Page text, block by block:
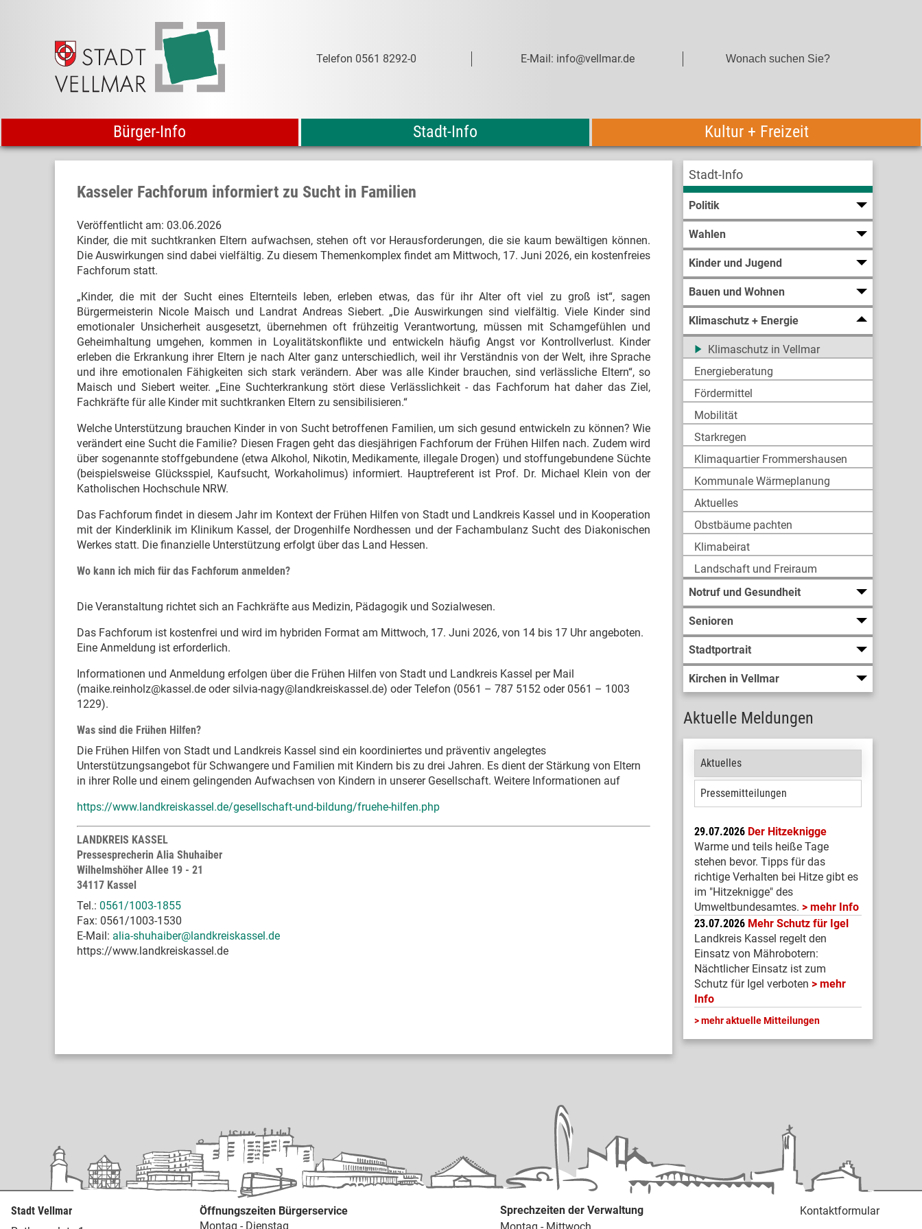
Telefon 0561 8292-0 E-Mail: info@vellmar.de
Bürger-Info Stadt-Info Kultur + Freizeit
Stadt-Info
Politik
Wahlen
Kinder und Jugend
Bauen und Wohnen
Klimaschutz + Energie
Klimaschutz in Vellmar
Energieberatung
Fördermittel
Mobilität
Starkregen
Klimaquartier Frommershausen
Kommunale Wärmeplanung
Aktuelles
Obstbäume pachten
Klimabeirat
Landschaft und Freiraum
Notruf und Gesundheit
Senioren
Stadtportrait
Kirchen in Vellmar
Aktuelle Meldungen
Aktuelles
Pressemitteilungen
29.07.2026 Der Hitzeknigge
Warme und teils heiße Tage
stehen bevor. Tipps für das
richtige Verhalten bei Hitze gibt es
im "Hitzeknigge" des
Umweltbundesamtes.
mehr Info
23.07.2026 Mehr Schutz für Igel
Landkreis Kassel regelt den
Einsatz von Mährobotern:
Nächtlicher Einsatz ist zum
Schutz für Igel verboten
mehr
Info
mehr aktuelle Mitteilungen
Kasseler Fachforum informiert zu Sucht in Familien
Veröffentlicht am: 03.06.2026
Kinder, die mit suchtkranken Eltern aufwachsen, stehen oft vor Herausforderungen, die sie kaum bewältigen können.
Die Auswirkungen sind dabei vielfältig. Zu diesem Themenkomplex findet am Mittwoch, 17. Juni 2026, ein kostenfreies
Fachforum statt.
„Kinder, die mit der Sucht eines Elternteils leben, erleben etwas, das für ihr Alter oft viel zu groß ist“, sagen
Bürgermeisterin Nicole Maisch und Landrat Andreas Siebert. „Die Auswirkungen sind vielfältig. Viele Kinder sind
emotionaler Unsicherheit ausgesetzt, übernehmen oft frühzeitig Verantwortung, müssen mit Schamgefühlen und
Geheimhaltung umgehen, kommen in Loyalitätskonflikte und entwickeln häufig Angst vor Kontrollverlust. Kinder
erleben die Erkrankung ihrer Eltern je nach Alter ganz unterschiedlich, weil ihr Verständnis von der Welt, ihre Sprache
und ihre emotionalen Fähigkeiten sich stark verändern. Aber was alle Kinder brauchen, sind verlässliche Eltern“, so
Maisch und Siebert weiter. „Eine Suchterkrankung stört diese Verlässlichkeit - das Fachforum hat daher das Ziel,
Fachkräfte für alle Kinder mit suchtkranken Eltern zu sensibilisieren.“
Welche Unterstützung brauchen Kinder in von Sucht betroffenen Familien, um sich gesund entwickeln zu können? Wie
verändert eine Sucht die Familie? Diesen Fragen geht das diesjährigen Fachforum der Frühen Hilfen nach. Zudem wird
über sogenannte stoffgebundene (etwa Alkohol, Nikotin, Medikamente, illegale Drogen) und stoffungebundene Süchte
(beispielsweise Glücksspiel, Kaufsucht, Workaholimus) informiert. Hauptreferent ist Prof. Dr. Michael Klein von der
Katholischen Hochschule NRW.
Das Fachforum findet in diesem Jahr im Kontext der Frühen Hilfen von Stadt und Landkreis Kassel und in Kooperation
mit der Kinderklinik im Klinikum Kassel, der Drogenhilfe Nordhessen und der Fachambulanz Sucht des Diakonischen
Werkes statt. Die finanzielle Unterstützung erfolgt über das Land Hessen.
Wo kann ich mich für das Fachforum anmelden?
Die Veranstaltung richtet sich an Fachkräfte aus Medizin, Pädagogik und Sozialwesen.
Das Fachforum ist kostenfrei und wird im hybriden Format am Mittwoch, 17. Juni 2026, von 14 bis 17 Uhr angeboten.
Eine Anmeldung ist erforderlich.
Informationen und Anmeldung erfolgen über die Frühen Hilfen von Stadt und Landkreis Kassel per Mail
(maike.reinholz@kassel.de oder silvia-nagy@landkreiskassel.de) oder Telefon (0561 – 787 5152 oder 0561 – 1003
1229).
Was sind die Frühen Hilfen?
Die Frühen Hilfen von Stadt und Landkreis Kassel sind ein koordiniertes und präventiv angelegtes
Unterstützungsangebot für Schwangere und Familien mit Kindern bis zu drei Jahren. Es dient der Stärkung von Eltern
in ihrer Rolle und einem gelingenden Aufwachsen von Kindern in unserer Gesellschaft. Weitere Informationen auf
https://www.landkreiskassel.de/gesellschaft-und-bildung/fruehe-hilfen.php
LANDKREIS KASSEL
Pressesprecherin Alia Shuhaiber
Wilhelmshöher Allee 19 - 21
34117 Kassel
Tel.: 0561/1003-1855
Fax: 0561/1003-1530
E-Mail: alia-shuhaiber@landkreiskassel.de
https://www.landkreiskassel.de
Stadt Vellmar
Öffnungszeiten Bürgerservice
Montag - Dienstag
Sprechzeiten der Verwaltung
Kontaktformular